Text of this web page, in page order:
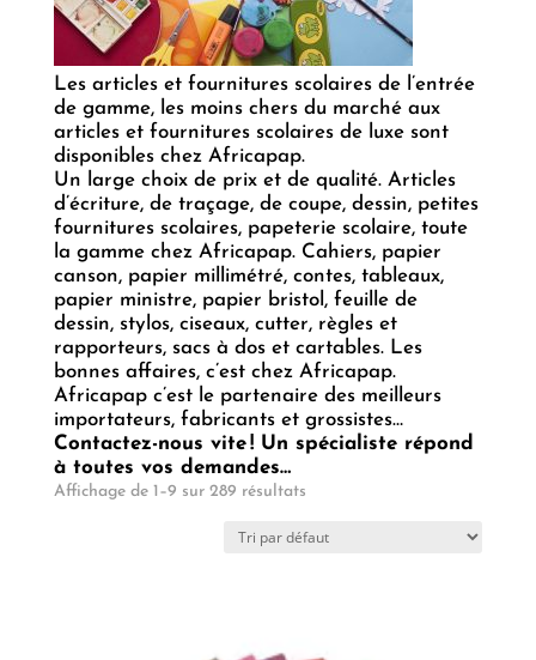
Les articles et fournitures scolaires de l’entrée
de gamme, les moins chers du marché aux
articles et fournitures scolaires de luxe sont
disponibles chez Africapap.
Un large choix de prix et de qualité. Articles
d’écriture, de traçage, de coupe, dessin, petites
fournitures scolaires, papeterie scolaire, toute
la gamme chez Africapap. Cahiers, papier
canson, papier millimétré, contes, tableaux,
papier ministre, papier bristol, feuille de
dessin, stylos, ciseaux, cutter, règles et
rapporteurs, sacs à dos et cartables. Les
bonnes affaires, c’est chez Africapap.
Africapap c’est le partenaire des meilleurs
importateurs, fabricants et grossistes…
Contactez-nous vite ! Un spécialiste répond
à toutes vos demandes…
Affichage de 1–9 sur 289 résultats